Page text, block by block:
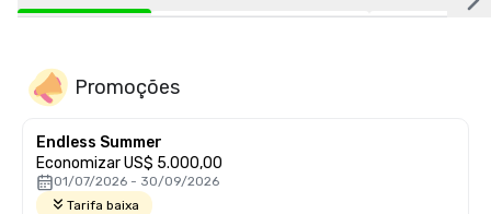
Promoções
Endless Summer
Economizar US$ 5.000,00
01/07/2026 - 30/09/2026
Tarifa baixa